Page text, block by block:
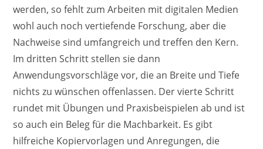
werden, so fehlt zum Arbeiten mit digitalen Medien
wohl auch noch vertiefende Forschung, aber die
Nachweise sind umfangreich und treffen den Kern.
Im dritten Schritt stellen sie dann
Anwendungsvorschläge vor, die an Breite und Tiefe
nichts zu wünschen offenlassen. Der vierte Schritt
rundet mit Übungen und Praxisbeispielen ab und ist
so auch ein Beleg für die Machbarkeit. Es gibt
hilfreiche Kopiervorlagen und Anregungen, die